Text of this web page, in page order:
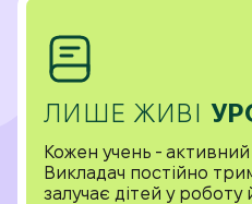
ЛИШЕ ЖИВІ
Кожен учень - активний
Викладач постійно
залучає дітей у роботу